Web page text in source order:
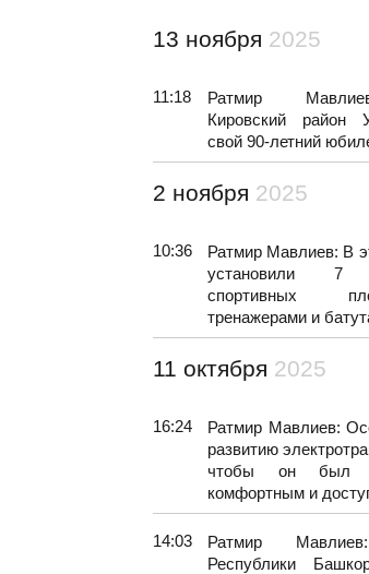
13 ноября 2025
11:18
Ратмир
Кировский район
свой 90-летний
2 ноября 2025
10:36
Ратмир Мавлиев: В
установили 7
спортивных
тренажерами и
11 октября 2025
16:24
Ратмир Мавлиев:
развитию
чтобы он был
комфортным и
14:03
Ратмир
Республики